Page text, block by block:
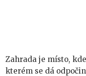
Zahrada je místo,
kterém se dá